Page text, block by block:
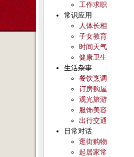
工作求职
常识应用
人体长相
子女教育
时间天气
健康卫生
生活杂事
餐饮烹调
订房购屋
观光旅游
服饰美容
出行交通
日常对话
逛街购物
起居家常